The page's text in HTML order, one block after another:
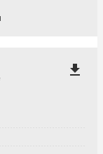
file_download